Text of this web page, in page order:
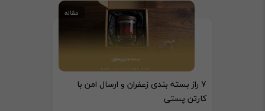
مقاله
7 راز بسته بندی زعفران و ارسال امن با
کارتن پستی